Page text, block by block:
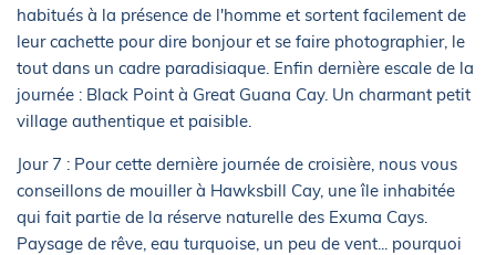
habitués à la présence de l'homme et sortent facilement de
leur cachette pour dire bonjour et se faire photographier, le
tout dans un cadre paradisiaque. Enfin dernière escale de la
journée : Black Point à Great Guana Cay. Un charmant petit
village authentique et paisible.
Jour 7 : Pour cette dernière journée de croisière, nous vous
conseillons de mouiller à Hawksbill Cay, une île inhabitée
qui fait partie de la réserve naturelle des Exuma Cays.
Paysage de rêve, eau turquoise, un peu de vent... pourquoi